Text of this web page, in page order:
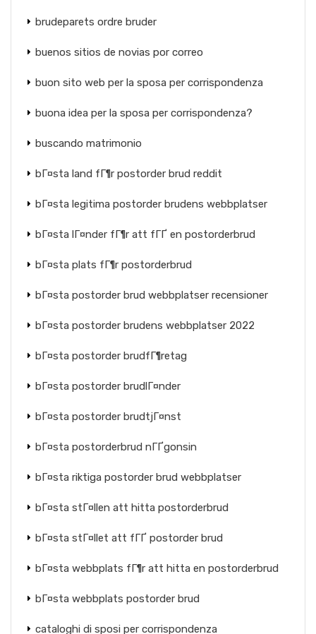
brudeparets ordre bruder
buenos sitios de novias por correo
buon sito web per la sposa per corrispondenza
buona idea per la sposa per corrispondenza?
buscando matrimonio
bГ¤sta land fГ¶r postorder brud reddit
bГ¤sta legitima postorder brudens webbplatser
bГ¤sta lГ¤nder fГ¶r att fГҐ en postorderbrud
bГ¤sta plats fГ¶r postorderbrud
bГ¤sta postorder brud webbplatser recensioner
bГ¤sta postorder brudens webbplatser 2022
bГ¤sta postorder brudfГ¶retag
bГ¤sta postorder brudlГ¤nder
bГ¤sta postorder brudtjГ¤nst
bГ¤sta postorderbrud nГҐgonsin
bГ¤sta riktiga postorder brud webbplatser
bГ¤sta stГ¤llen att hitta postorderbrud
bГ¤sta stГ¤llet att fГҐ postorder brud
bГ¤sta webbplats fГ¶r att hitta en postorderbrud
bГ¤sta webbplats postorder brud
cataloghi di sposi per corrispondenza